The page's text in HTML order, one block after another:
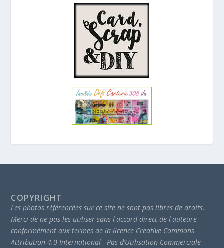
COPYRIGHT
Les photos référencées sur ce site ne sont pas libres de droits.
Merci de ne pas les utiliser sans l'accord direct de l'auteure
conformément aux termes de la licence Creative Commons
Attribution 4.0 International - Pas d’Utilisation Commerciale -